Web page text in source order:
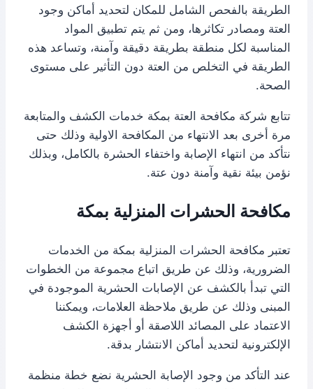
الطريقة بالفحص الشامل للمكان لتحديد أماكن وجود
العتة ومصادر تكاثرها، ومن ثم يتم تطبيق المواد
المناسبة لكل منطقة بطريقة دقيقة وآمنة، وتساعد هذه
الطريقة في التخلص من العتة دون التأثير على مستوى
الصحة.
تتابع شركة مكافحة العتة بمكة خدمات الكشف والمتابعة
مرة أخرى بعد الانتهاء من المكافحة الاولية وذلك حتى
نتأكد من انتهاء الإصابة واختفاء الحشرة بالكامل، وبذلك
نؤمن بيئة نقية وآمنة دون عتة.
مكافحة الحشرات المنزلية بمكة
تعتبر مكافحة الحشرات المنزلية بمكة من الخدمات
الضرورية، وذلك عن طريق اتباع مجموعة من الخطوات
التي تبدأ بالكشف عن الإصابات الحشرية الموجودة في
المبنى وذلك عن طريق ملاحظة العلامات، ويمكننا
الاعتماد على المصائد اللاصقة أو أجهزة الكشف
الإلكترونية لتحديد أماكن الانتشار بدقة.
عند التأكد من وجود الإصابة الحشرية نضع خطة منظمة